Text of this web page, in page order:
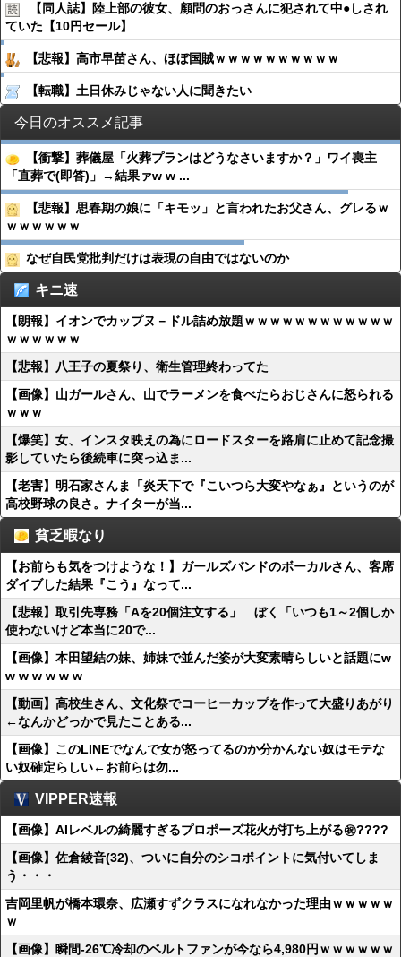
【同人誌】陸上部の彼女、顧問のおっさんに犯されて中●︎しされ
ていた【10円セール】
【悲報】高市早苗さん、ほぼ国賊ｗｗｗｗｗｗｗｗｗｗ
【転職】土日休みじゃない人に聞きたい
今日のオススメ記事
【衝撃】葬儀屋「火葬プランはどうなさいますか？」ワイ喪主
「直葬で(即答)」→結果ァw w ...
【悲報】思春期の娘に「キモッ」と言われたお父さん、グレるｗ
ｗｗｗｗｗｗ
なぜ自民党批判だけは表現の自由ではないのか
キニ速
【朗報】イオンでカップヌ－ドル詰め放題ｗｗｗｗｗｗｗｗｗｗｗｗ
ｗｗｗｗｗｗ
【悲報】八王子の夏祭り、衛生管理終わってた
【画像】山ガールさん、山でラーメンを食べたらおじさんに怒られる
ｗｗｗ
【爆笑】女、インスタ映えの為にロードスターを路肩に止めて記念撮
影していたら後続車に突っ込ま...
【老害】明石家さんま「炎天下で『こいつら大変やなぁ』というのが
高校野球の良さ。ナイターが当...
貧乏暇なり
【お前らも気をつけような！】ガールズバンドのボーカルさん、客席
ダイブした結果『こう』なって...
【悲報】取引先専務「Aを20個注文する」 ぼく「いつも1～2個しか
使わないけど本当に20で...
【画像】本田望結の妹、姉妹で並んだ姿が大変素晴らしいと話題にw
w w w w w w
【動画】高校生さん、文化祭でコーヒーカップを作って大盛りあがり
←なんかどっかで見たことある...
【画像】このLINEでなんで女が怒ってるのか分かんない奴はモテな
い奴確定らしい←お前らは勿...
VIPPER速報
【画像】AIレベルの綺麗すぎるプロポーズ花火が打ち上がる㊗????
【画像】佐倉綾音(32)、ついに自分のシコポイントに気付いてしま
う・・・
吉岡里帆が橋本環奈、広瀬すずクラスになれなかった理由ｗｗｗｗｗ
ｗ
【画像】瞬間-26℃冷却のベルトファンが今なら4,980円ｗｗｗｗｗｗ